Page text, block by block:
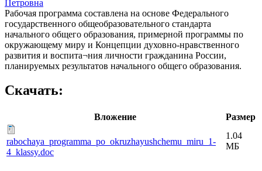
Петровна
Рабочая программа составлена на основе Федерального
государственного общеобразовательного стандарта
начального общего образования, примерной программы по
окружающему миру и Концепции духовно-нравственного
развития и воспита¬ния личности гражданина России,
планируемых результатов начального общего образования.
Скачать:
Вложение Размер
rabochaya_programma_po_okruzhayushchemu_miru_1-
4_klassy.doc
1.04
МБ